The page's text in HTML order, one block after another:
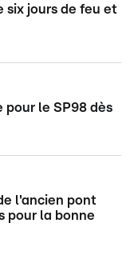
six jours de feu et
pour le SP98 dès
l'ancien pont
pour la bonne